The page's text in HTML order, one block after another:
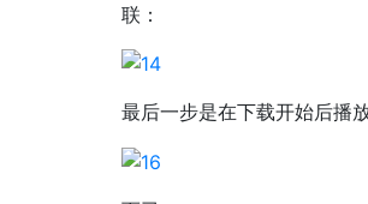
联：
最后一步是在下载开始后播